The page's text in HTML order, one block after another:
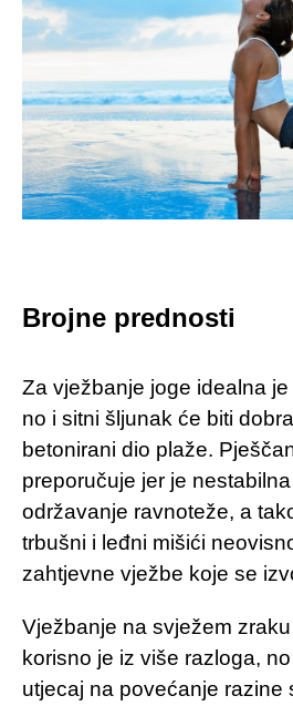
Brojne prednosti
Za vježbanje joge idealna
no i sitni šljunak će biti
betonirani dio plaže.
preporučuje jer je
održavanje ravnoteže, a
trbušni i leđni mišići
zahtjevne vježbe koje se
Vježbanje na svježem
korisno je iz više razloga,
utjecaj na povećanje razine